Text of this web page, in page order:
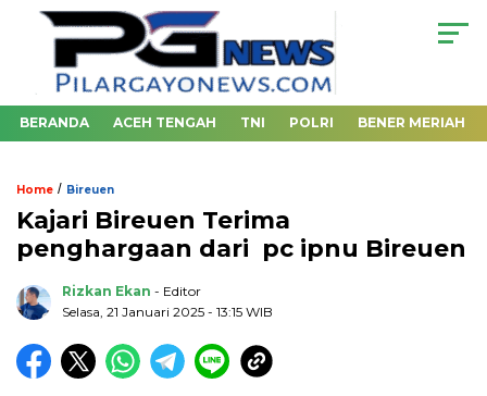
BERANDA ACEH TENGAH TNI POLRI BENER MERIAH
Home / Bireuen
Kajari Bireuen Terima
penghargaan dari pc ipnu Bireuen
Rizkan Ekan - Editor
Selasa, 21 Januari 2025 - 13:15 WIB